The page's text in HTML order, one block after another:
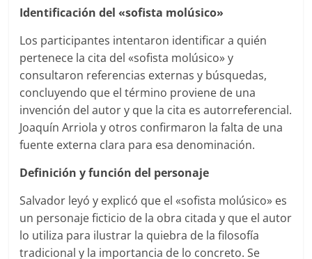
Identificación del «sofista molúsico»
Los participantes intentaron identificar a quién
pertenece la cita del «sofista molúsico» y
consultaron referencias externas y búsquedas,
concluyendo que el término proviene de una
invención del autor y que la cita es autorreferencial.
Joaquín Arriola y otros confirmaron la falta de una
fuente externa clara para esa denominación.
Definición y función del personaje
Salvador leyó y explicó que el «sofista molúsico» es
un personaje ficticio de la obra citada y que el autor
lo utiliza para ilustrar la quiebra de la filosofía
tradicional y la importancia de lo concreto. Se